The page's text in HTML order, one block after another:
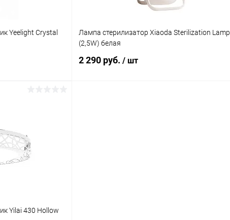
Yeelight Crystal
К сравнению
В наличии
Лампа стерилизатор Xiaoda Sterilization Lamp
(2,5W) белая
2 290 руб. / шт
Yilai 430 Hollow